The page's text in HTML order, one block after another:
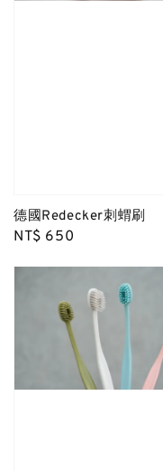
德國Redecker刺蝟刷
Regular
NT$ 650